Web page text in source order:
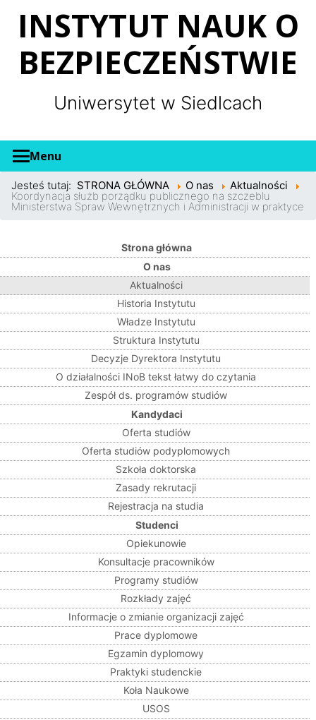
INSTYTUT NAUK O
BEZPIECZEŃSTWIE
Uniwersytet w Siedlcach
Menu
Jesteś tutaj: STRONA GŁÓWNA O nas Aktualności
Koordynacja służb porządku publicznego na szczeblu
Ministerstwa Spraw Wewnętrznych i Administracji w praktyce
Strona główna
O nas
Aktualności
Historia Instytutu
Władze Instytutu
Struktura Instytutu
Decyzje Dyrektora Instytutu
O działalności INoB tekst łatwy do czytania
Zespół ds. programów studiów
Kandydaci
Oferta studiów
Oferta studiów podyplomowych
Szkoła doktorska
Zasady rekrutacji
Rejestracja na studia
Studenci
Opiekunowie
Konsultacje pracowników
Programy studiów
Rozkłady zajęć
Informacje o zmianie organizacji zajęć
Prace dyplomowe
Egzamin dyplomowy
Praktyki studenckie
Koła Naukowe
USOS